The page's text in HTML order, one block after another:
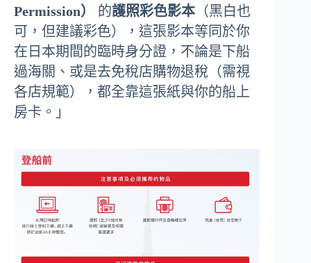
Permission）
的護照彩色影本（黑白也
可，但建議彩色），這張影本等同於你
在日本期間的臨時身分證，不論是下船
過海關、或是去免稅店購物退稅（需視
各店規範），都全靠這張紙與你的船上
房卡。」